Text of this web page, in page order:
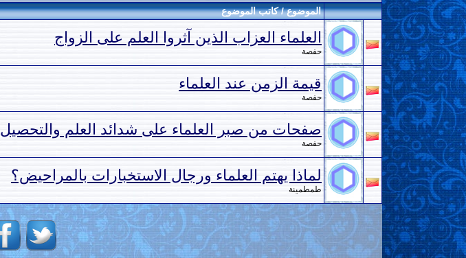
الموضوع / كاتب الموضوع
العلماء العزاب الذين آثروا العلم على الزواج
حفصة
قيمة الزمن عند العلماء
حفصة
صفحات من صبر العلماء على شدائد العلم والتحصيل
حفصة
لماذا يهتم العلماء ورجال الاستخبارات بالمراحيض؟
طمطمينة